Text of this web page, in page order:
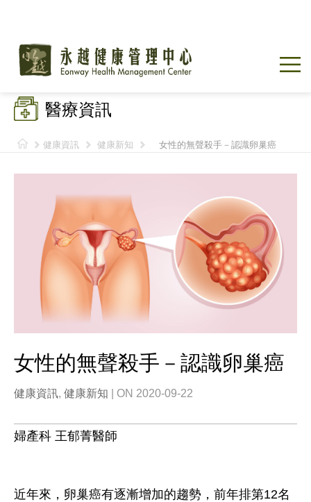
醫療資訊
健康資訊 健康新知 女性的無聲殺手－認識卵巢癌
女性的無聲殺手－認識卵巢癌
健康資訊, 健康新知 | ON 2020-09-22
婦產科 王郁菁醫師
近年來，卵巢癌有逐漸增加的趨勢，前年排第12名